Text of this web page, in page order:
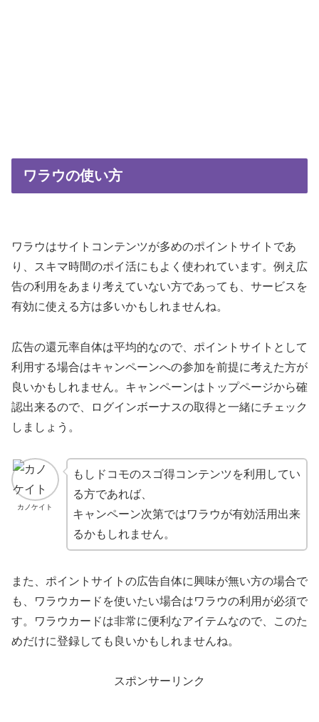
ワラウの使い方
ワラウはサイトコンテンツが多めのポイントサイトであ
り、スキマ時間のポイ活にもよく使われています。例え広
告の利用をあまり考えていない方であっても、サービスを
有効に使える方は多いかもしれませんね。
広告の還元率自体は平均的なので、ポイントサイトとして
利用する場合はキャンペーンへの参加を前提に考えた方が
良いかもしれません。キャンペーンはトップページから確
認出来るので、ログインボーナスの取得と一緒にチェック
しましょう。
カノケイト
もしドコモのスゴ得コンテンツを利用してい
る方であれば、
キャンペーン次第ではワラウが有効活用出来
るかもしれません。
また、ポイントサイトの広告自体に興味が無い方の場合で
も、ワラウカードを使いたい場合はワラウの利用が必須で
す。ワラウカードは非常に便利なアイテムなので、このた
めだけに登録しても良いかもしれませんね。
スポンサーリンク